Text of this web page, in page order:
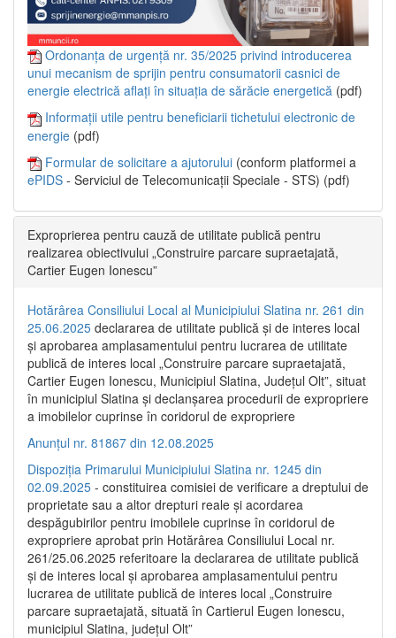
Ordonanța de urgență nr. 35/2025 privind introducerea
unui mecanism de sprijin pentru consumatorii casnici de
energie electrică aflați în situația de sărăcie energetică (pdf)
Informații utile pentru beneficiarii tichetului electronic de
energie (pdf)
Formular de solicitare a ajutorului (conform platformei a
ePIDS - Serviciul de Telecomunicații Speciale - STS) (pdf)
Exproprierea pentru cauză de utilitate publică pentru
realizarea obiectivului „Construire parcare supraetajată,
Cartier Eugen Ionescu”
Hotărârea Consiliului Local al Municipiului Slatina nr. 261 din
25.06.2025 declararea de utilitate publică și de interes local
și aprobarea amplasamentului pentru lucrarea de utilitate
publică de interes local „Construire parcare supraetajată,
Cartier Eugen Ionescu, Municipiul Slatina, Județul Olt”, situat
în municipiul Slatina și declanșarea procedurii de expropriere
a imobilelor cuprinse în coridorul de expropriere
Anunțul nr. 81867 din 12.08.2025
Dispoziția Primarului Municipiului Slatina nr. 1245 din
02.09.2025 - constituirea comisiei de verificare a dreptului de
proprietate sau a altor drepturi reale și acordarea
despăgubirilor pentru imobilele cuprinse în coridorul de
expropriere aprobat prin Hotărârea Consiliului Local nr.
261/25.06.2025 referitoare la declararea de utilitate publică
și de interes local și aprobarea amplasamentului pentru
lucrarea de utilitate publică de interes local „Construire
parcare supraetajată, situată în Cartierul Eugen Ionescu,
municipiul Slatina, județul Olt”